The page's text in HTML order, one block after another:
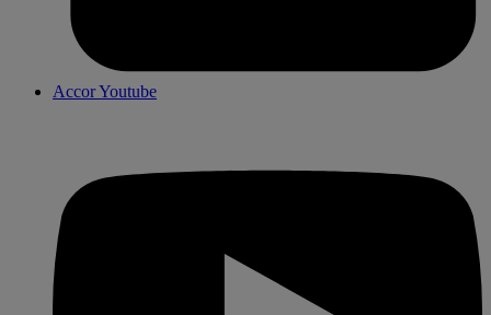
Accor Youtube